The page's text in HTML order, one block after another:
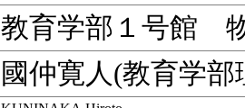
教育学部１号館
國仲寛人(教育学